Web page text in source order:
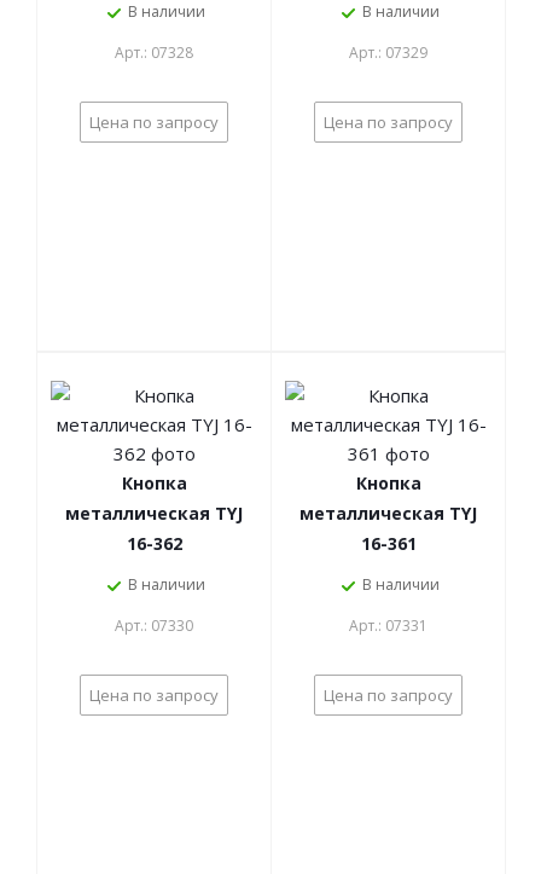
В наличии
Арт.: 07328
Цена по запросу
В наличии
Арт.: 07329
Цена по запросу
Кнопка
металлическая TYJ
16-362
В наличии
Арт.: 07330
Цена по запросу
Кнопка
металлическая TYJ
16-361
В наличии
Арт.: 07331
Цена по запросу